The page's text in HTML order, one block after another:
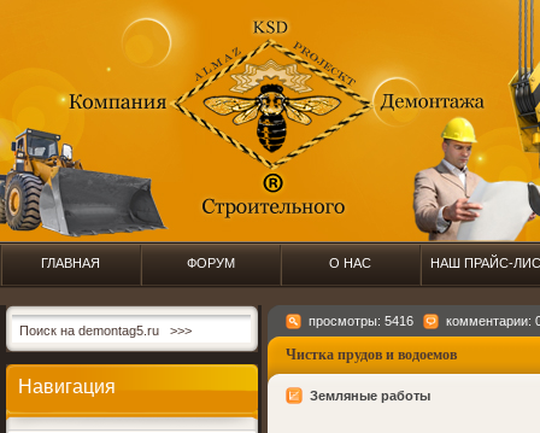
ГЛАВНАЯ ФОРУМ О НАС НАШ ПРАЙС-
Навигация
просмотры: 5416 комментарии:
Чистка прудов и водоемов
Земляные работы